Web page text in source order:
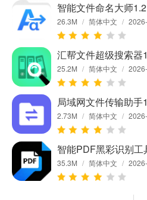
智能文件命名大师
26.3M / 简体中文 /
汇帮文件超级搜索器
25.2M / 简体中文 /
局域网文件传输助手
2.73M / 简体中文 /
智能PDF黑彩识别工
35.3M / 简体中文 /